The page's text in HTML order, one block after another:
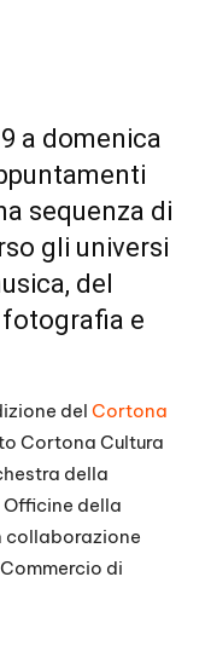
a domenica
sequenza di
gli universi
del
e
del Cortona
Cortona Cultura
della
della
collaborazione
di